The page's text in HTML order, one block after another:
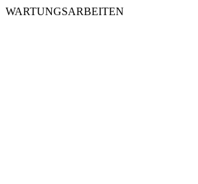
WARTUNGSARBEITEN